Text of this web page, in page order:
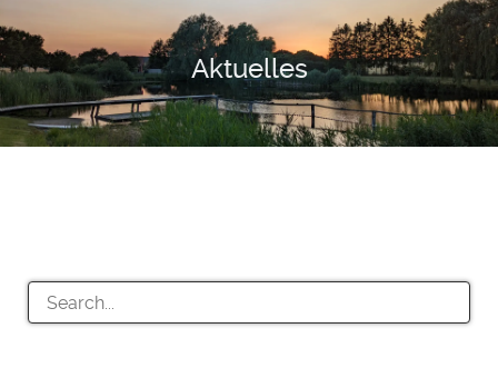
Aktuelles